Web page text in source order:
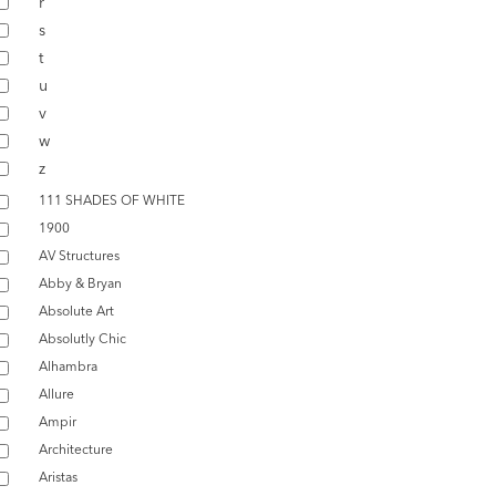
s
t
u
v
w
z
111 SHADES OF WHITE
1900
AV Structures
Abby & Bryan
Absolute Art
Absolutly Chic
Alhambra
Allure
Ampir
Architecture
Aristas